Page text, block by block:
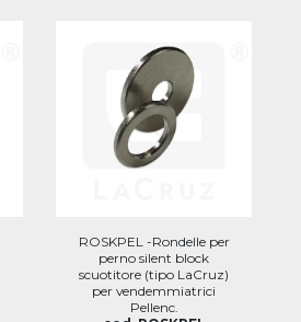
ROSKPEL -Rondelle per
perno silent block
scuotitore (tipo LaCruz)
per vendemmiatrici
Pellenc.